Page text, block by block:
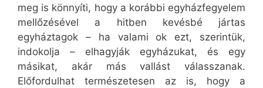
meg is könnyíti, hogy a korábbi egyházfegyelem
mellőzésével a hitben kevésbé jártas
egyháztagok – ha valami ok ezt, szerintük,
indokolja – elhagyják egyházukat, és egy
másikat, akár más vallást válasszanak.
Előfordulhat természetesen az is, hogy a